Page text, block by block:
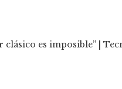
es imposible” |